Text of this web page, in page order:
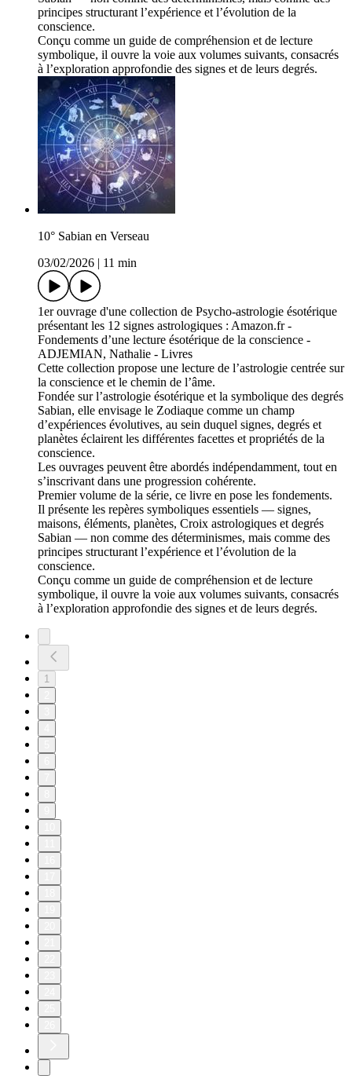
principes structurant l’expérience et l’évolution de la
conscience.
Conçu comme un guide de compréhension et de lecture
symbolique, il ouvre la voie aux volumes suivants, consacrés
à l’exploration approfondie des signes et de leurs degrés.
10° Sabian en Verseau
03/02/2026
11 min
1er ouvrage d'une collection de Psycho-astrologie ésotérique
présentant les 12 signes astrologiques : Amazon.fr -
Fondements d’une lecture ésotérique de la conscience -
ADJEMIAN, Nathalie - Livres
Cette collection propose une lecture de l’astrologie centrée sur
la conscience et le chemin de l’âme.
Fondée sur l’astrologie ésotérique et la symbolique des degrés
Sabian, elle envisage le Zodiaque comme un champ
d’expériences évolutives, au sein duquel signes, degrés et
planètes éclairent les différentes facettes et propriétés de la
conscience.
Les ouvrages peuvent être abordés indépendamment, tout en
s’inscrivant dans une progression cohérente.
Premier volume de la série, ce livre en pose les fondements.
Il présente les repères symboliques essentiels — signes,
maisons, éléments, planètes, Croix astrologiques et degrés
Sabian — non comme des déterminismes, mais comme des
principes structurant l’expérience et l’évolution de la
conscience.
Conçu comme un guide de compréhension et de lecture
symbolique, il ouvre la voie aux volumes suivants, consacrés
à l’exploration approfondie des signes et de leurs degrés.
1